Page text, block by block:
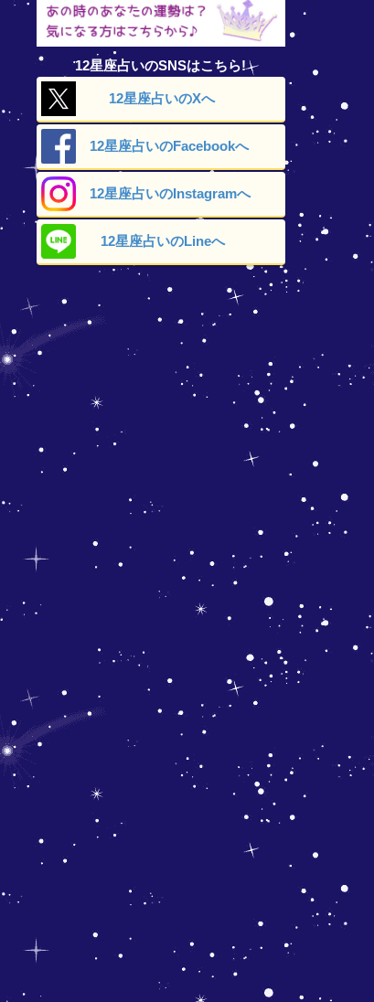
12星座占いのSNSはこちら!
12星座占いのXへ
12星座占いのFacebookへ
12星座占いのInstagramへ
12星座占いのLineへ